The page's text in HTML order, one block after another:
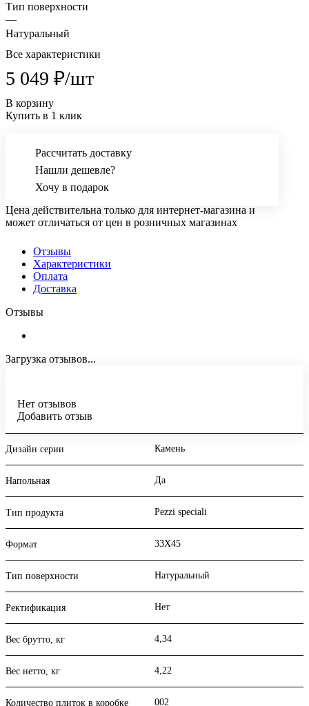
Тип поверхности
—
Натуральный
Все характеристики
5 049 ₽/шт
В корзину
Купить в 1 клик
Рассчитать доставку
Нашли дешевле?
Хочу в подарок
Цена действительна только для интернет-магазина и
может отличаться от цен в розничных магазинах
Отзывы
Характеристики
Оплата
Доставка
Отзывы
Загрузка отзывов...
Нет отзывов
Добавить отзыв
Дизайн серии Камень
Напольная Да
Тип продукта Pezzi speciali
Формат 33X45
Тип поверхности Натуральный
Ректификация Нет
Вес брутто, кг 4,34
Вес нетто, кг 4,22
Количество плиток в коробке 002